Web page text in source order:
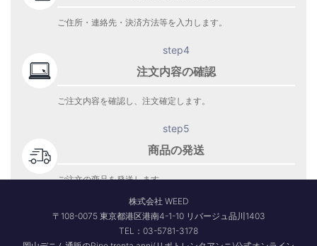
ご住所・連絡先・決済方法等を入力します。
step4
注文内容の確認
ご注文内容を確認し、注文確定します。
step5
商品の発送
ご注文の商品を発送します。
株式会社 WEED
〒108-0075 東京都港区港南4-1-10 リバージュ品川1403
TEL：03-5781-3178